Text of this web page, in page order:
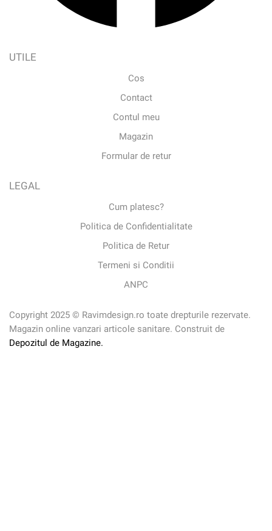
UTILE
Cos
Contact
Contul meu
Magazin
Formular de retur
LEGAL
Cum platesc?
Politica de Confidentialitate
Politica de Retur
Termeni si Conditii
ANPC
Copyright 2025 © Ravimdesign.ro toate drepturile rezervate.
Magazin online vanzari articole sanitare. Construit de
Depozitul de Magazine.